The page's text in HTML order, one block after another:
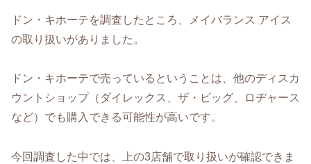
ドン・キホーテを調査したところ、メイバランス アイス
の取り扱いがありました。
ドン・キホーテで売っているということは、他のディスカ
ウントショップ（ダイレックス、ザ・ビッグ、ロヂャース
など）でも購入できる可能性が高いです。
今回調査した中では、上の3店舗で取り扱いが確認できま